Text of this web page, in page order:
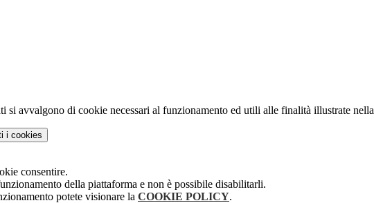
si avvalgono di cookie necessari al funzionamento ed utili alle finalità illustrate nella
i cookies
consentire.
della piattaforma e non è possibile disabilitarli.
potete visionare la COOKIE POLICY.